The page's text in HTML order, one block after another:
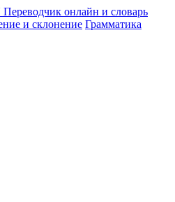
и склонение Грамматика